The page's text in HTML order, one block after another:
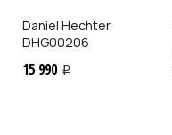
Daniel Hechter
DHG00206
15 990 i